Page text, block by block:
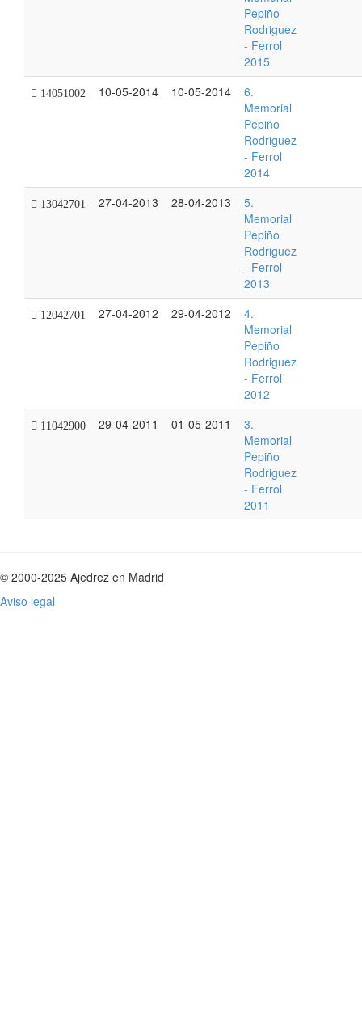
Pepiño
Rodriguez
- Ferrol
2015
14051002 10-05-2014 10-05-2014
6.
Memorial
Pepiño
Rodriguez
- Ferrol
2014
13042701 27-04-2013 28-04-2013
5.
Memorial
Pepiño
Rodriguez
- Ferrol
2013
12042701 27-04-2012 29-04-2012
4.
Memorial
Pepiño
Rodriguez
- Ferrol
2012
11042900 29-04-2011 01-05-2011
3.
Memorial
Pepiño
Rodriguez
- Ferrol
2011
© 2000-2025 Ajedrez en Madrid
Aviso legal